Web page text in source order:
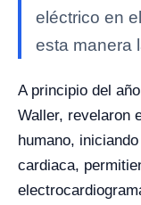
eléctrico en
esta manera
A principio del
Waller, revelaron
humano,
cardiaca,